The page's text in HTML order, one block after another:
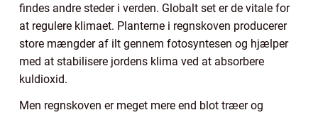
findes andre steder i verden. Globalt set er de vitale for
at regulere klimaet. Planterne i regnskoven producerer
store mængder af ilt gennem fotosyntesen og hjælper
med at stabilisere jordens klima ved at absorbere
kuldioxid.
Men regnskoven er meget mere end blot træer og